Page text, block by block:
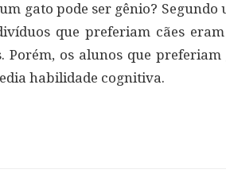
gato pode ser gênio? Segundo
que preferiam cães
Porém, os alunos que
habilidade cognitiva.